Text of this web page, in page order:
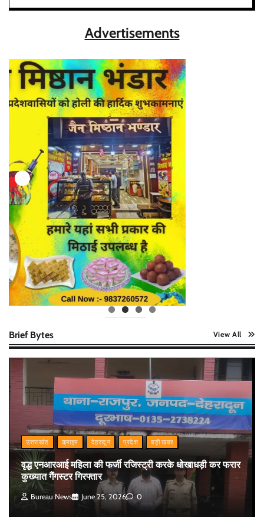
Advertisements
Brief Bytes View All
उत्तराखंड क्राइम देहरादून प्रदेश बड़ी खबर
वृद्ध एनआरआई महिला की फर्जी रजिस्ट्री करके धोखाधड़ी कर फरार
कुख्यात गैंगस्टर गिरफ्तार
Bureau News June 25, 2026 0